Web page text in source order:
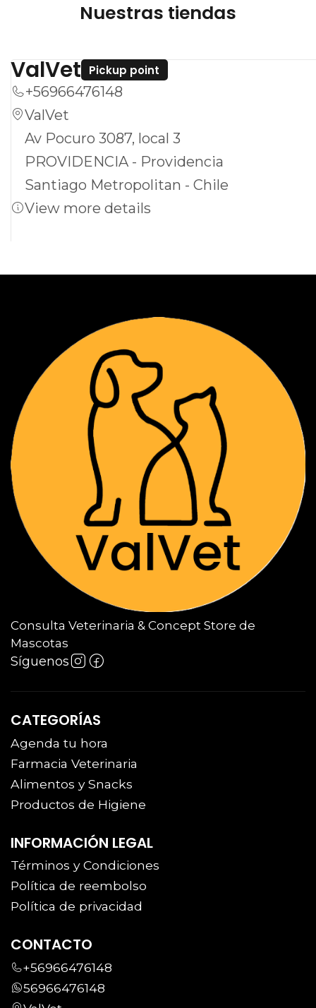
Nuestras tiendas
ValVet Pickup point
+56966476148
ValVet
Av Pocuro 3087, local 3
PROVIDENCIA - Providencia
Santiago Metropolitan - Chile
View more details
Consulta Veterinaria & Concept Store de
Mascotas
Síguenos
CATEGORÍAS
Agenda tu hora
Farmacia Veterinaria
Alimentos y Snacks
Productos de Higiene
INFORMACIÓN LEGAL
Términos y Condiciones
Política de reembolso
Política de privacidad
CONTACTO
+56966476148
56966476148